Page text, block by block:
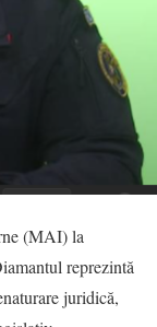
(MAI) la
reprezintă
juridică,